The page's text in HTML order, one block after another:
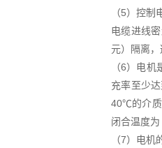
（5）控
电缆进线
元）隔离
（6）电
充率至少
40℃的介质
闭合温度
（7）电